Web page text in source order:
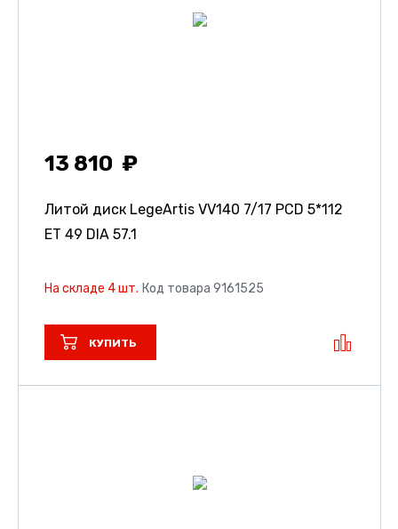
13 810
Литой диск LegeArtis VV140 7/17 PCD 5*112
ET 49 DIA 57.1
На складе 4 шт. Код товара 9161525
КУПИТЬ